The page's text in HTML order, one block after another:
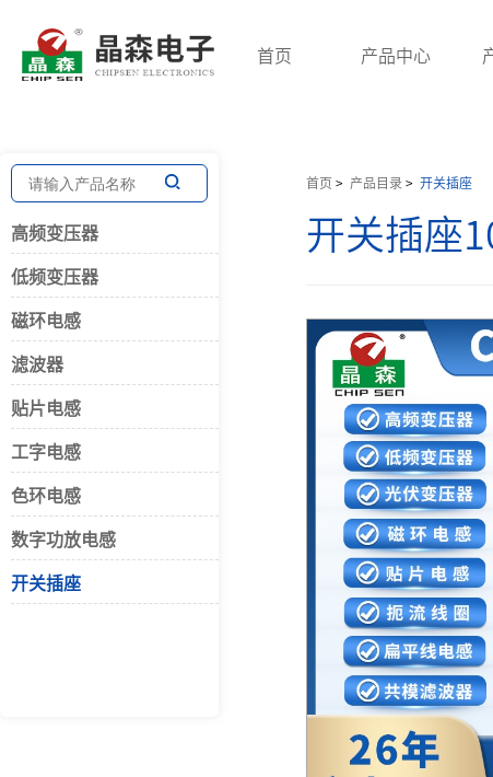
首页 产品中心
高频变压器
开关电源变压器
脉冲变压器
回归变压器
贴片变压器
储能变压器
网络变压器
电流互感器
平板变压器
低频变压器 磁环电感
共模电感
三相电感
高频变压器
低频变压器
磁环电感
滤波器
贴片电感
工字电感
色环电感
数字功放电感
开关插座
首页 > 产品目录> 开关插座
开关插座